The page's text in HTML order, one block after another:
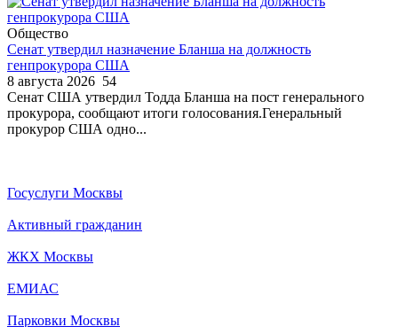
Общество
Сенат утвердил назначение Бланша на должность
генпрокурора США
8 августа 2026 54
Сенат США утвердил Тодда Бланша на пост генерального
прокурора, сообщают итоги голосования.Генеральный
прокурор США одно...
Госуслуги Москвы
Активный гражданин
ЖКХ Москвы
ЕМИАС
Парковки Москвы